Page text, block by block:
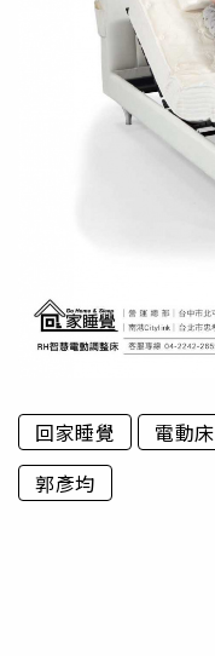
回家睡覺 電動床
郭彥均